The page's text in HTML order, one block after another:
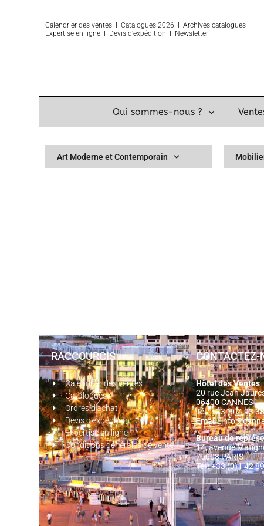
Calendrier des ventes ΙCatalogues 2026 ΙArchives catalogues
Expertise en ligne Ι Devis d’expédition Newsletter
Qui sommes-nous ?
Art Moderne et Contemporain
RACCOURCIS
Calendrier des ventes
Catalogues
Ordres d'achat
Devis d'expédition
Expertise en ligne
Conditions générales de vente
CONTACTEZ-
Hôtel des Ventes
20 rue Jean
06400 CANNES
Tél : +33 (0)4 93
Email :
Bureau de
14, avenue
75008 PARIS
Tél : +33 (0)1 42